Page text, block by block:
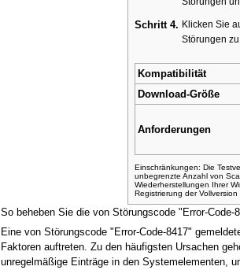
So beheben Sie die von Störungscode "Error-Code-
Eine von Störungscode "Error-Code-8417"
Faktoren auftreten. Zu den häufigsten Ursachen
unregelmäßige Einträge in den Systemelementen,
Schritt 4. Klicken Sie
Störungen
Kompatibilität
Download-Größe
Anforderungen
Einschränkungen: Die
unbegrenzte Anzahl von
Wiederherstellungen Ihrer
Registrierung der